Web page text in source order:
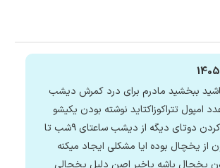
ببخشید مادرم برای درد کمرش دیشب
رفت و ۳عدد امپول تتراکوزاکتاید نوشته بودن یکیشو
دیشب تزریق کردن دوتای دیگه از دیشب ساعتای ۹شب تا
از یخچال بوده ایا مشکلی ایجاد میکنه
یخچال باشه یاخیر اصن دلیل یخچالی